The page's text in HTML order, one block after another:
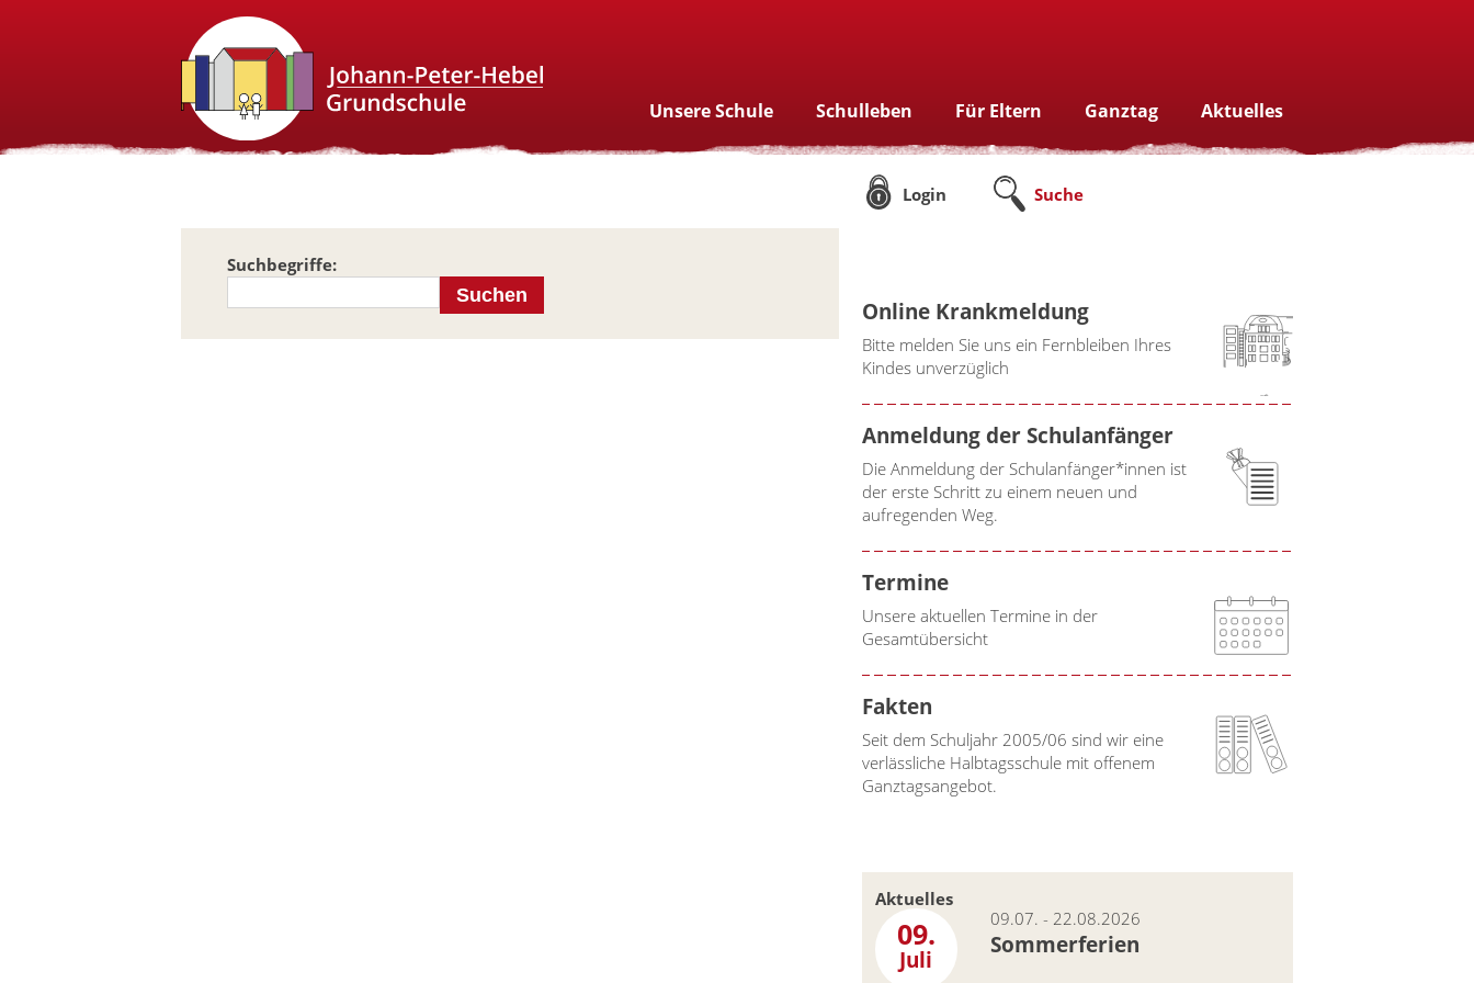
Unsere Schule Schulleben Für Eltern Ganztag Aktuelles
Suchbegriffe:
Suchen
Login Suche
Online Krankmeldung
Bitte melden Sie uns ein Fernbleiben Ihres
Kindes unverzüglich
Anmeldung der Schulanfänger
Die Anmeldung der Schulanfänger*innen ist
der erste Schritt zu einem neuen und
aufregenden Weg.
Termine
Unsere aktuellen Termine in der
Gesamtübersicht
Fakten
Seit dem Schuljahr 2005/06 sind wir eine
verlässliche Halbtagsschule mit offenem
Ganztagsangebot.
Aktuelles
09.
Juli
09.07. - 22.08.2026
Sommerferien